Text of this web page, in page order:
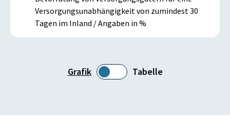
Grafik Tabelle
Versorgungsunabhängigkeit von zumindest 30
Tagen im Inland / Angaben in %